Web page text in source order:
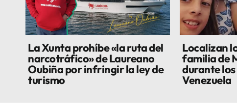
La Xunta prohíbe «la ruta del
narcotráfico» de Laureano
Oubiña por infringir la ley de
turismo
Localizan
familia de
durante
Venezuela